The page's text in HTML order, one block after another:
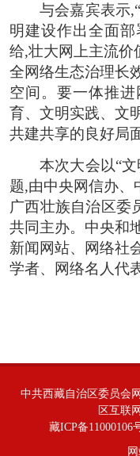
与会嘉宾表示
明建设作出全面
给,壮大网上主流价
全网络生态治理长
空间。要一体推
育、文明实践、文
共建共享的良好局
本次大会以“
题,由中央网信办
广西壮族自治区委
共同主办。中央和
新闻网站、网络社
学者、网络名人代
中共西藏自治区委员会
区互联
藏ICP备11000106